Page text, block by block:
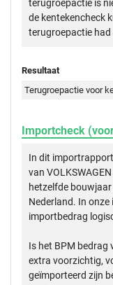
terugroepactie is
de kentekencheck
terugroepactie had
Resultaat
Terugroepactie voor
Importcheck
In dit
van
hetzelfde
Nederland. In
importbedrag
Is het BPM bedrag
extra voorzichtig,
geïmporteerd zijn